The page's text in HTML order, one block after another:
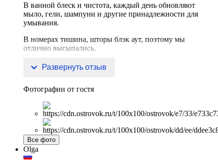
В ванной блеск и чистота, каждый день обновляют
мыло, гели, шампуни и другие принадлежности для
умывания.
В номерах тишина, шторы блэк аут, поэтому мы
отлично высыпались.
ЗавтраРазвернуть отзыв
Фотографии от гостя
Все фото
Olga